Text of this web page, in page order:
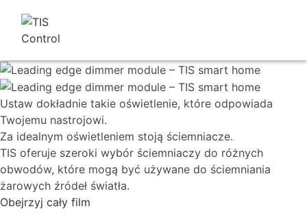
Ustaw dokładnie takie oświetlenie, które odpowiada
Twojemu nastrojowi.
Za idealnym oświetleniem stoją ściemniacze.
TIS oferuje szeroki wybór ściemniaczy do różnych
obwodów, które mogą być używane do ściemniania
żarowych źródeł światła.
Obejrzyj cały film